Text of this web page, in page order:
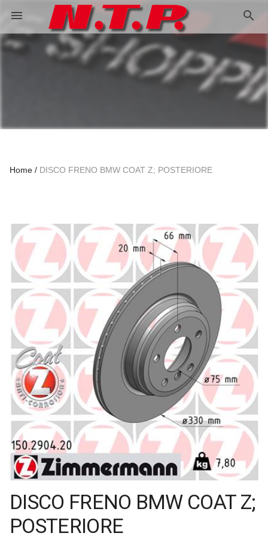
menu search
Home DISCO FRENO BMW COAT Z; POSTERIORE
DISCO FRENO BMW COAT Z;
POSTERIORE